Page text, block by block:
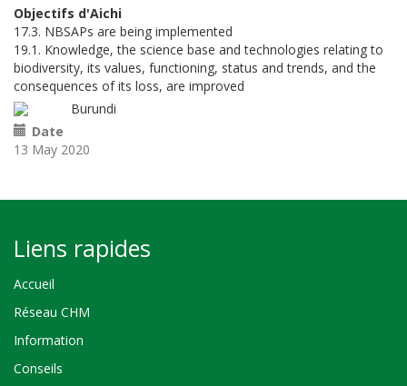
Objectifs d'Aichi
17.3. NBSAPs are being implemented
19.1. Knowledge, the science base and technologies relating to
biodiversity, its values, functioning, status and trends, and the
consequences of its loss, are improved
Burundi
Date
13 May 2020
Liens rapides
Accueil
Réseau CHM
Information
Conseils